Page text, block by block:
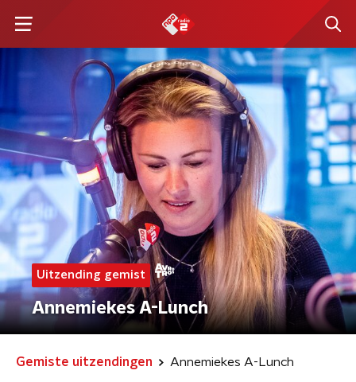
Uitzending gemist
Annemiekes A-Lunch
Gemiste uitzendingen Annemiekes A-Lunch